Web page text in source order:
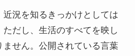
近況を知るきっかけとしては
ただし、生活のすべてを映し
ません。公開されている言葉